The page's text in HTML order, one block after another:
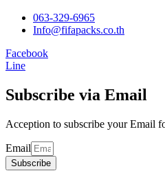
063-329-6965
Info@fifapacks.co.th
Facebook
Line
Subscribe via Email
Acception to subscribe your Email
Email
Subscribe